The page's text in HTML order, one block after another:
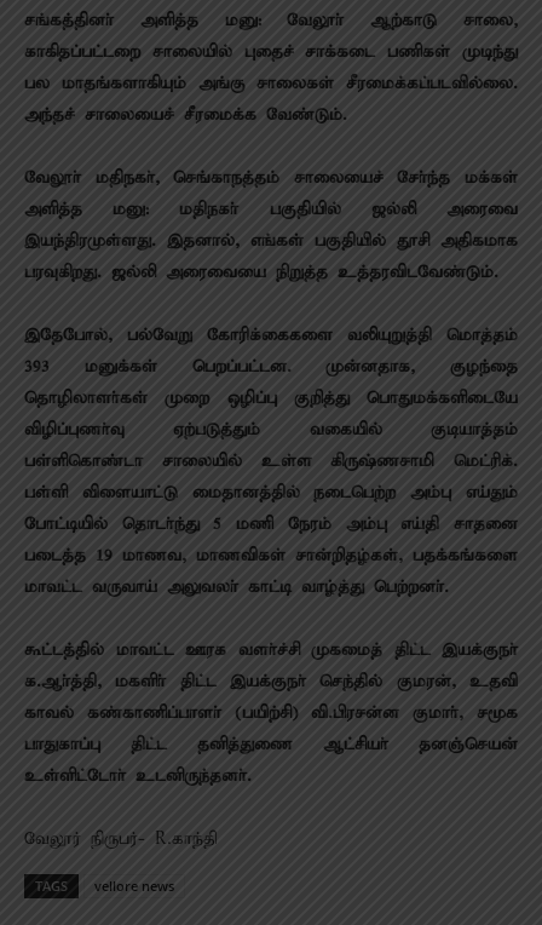
சங்கத்தினா் அளித்த மனு: வேலூா் ஆற்காடு சாலை,
காகிதப்பட்டறை சாலையில் புதைச் சாக்கடை பணிகள் முடிந்து
பல மாதங்களாகியும் அங்கு சாலைகள் சீரமைக்கப்படவில்லை.
அந்தச் சாலையைச் சீரமைக்க வேண்டும்.
வேலூா் மதிநகா், செங்காநத்தம் சாலையைச் சோ்ந்த மக்கள்
அளித்த மனு: மதிநகா் பகுதியில் ஜல்லி அரைவை
இயந்திரமுள்ளது. இதனால், எங்கள் பகுதியில் தூசி அதிகமாக
பரவுகிறது. ஜல்லி அரைவையை நிறுத்த உத்தரவிடவேண்டும்.
இதேபோல், பல்வேறு கோரிக்கைகளை வலியுறுத்தி மொத்தம்
393 மனுக்கள் பெறப்பட்டன. முன்னதாக, குழந்தை
தொழிலாளா்கள் முறை ஒழிப்பு குறித்து பொதுமக்களிடையே
விழிப்புணா்வு ஏற்படுத்தும் வகையில் குடியாத்தம்
பள்ளிகொண்டா சாலையில் உள்ள கிருஷ்ணசாமி மெட்ரிக்.
பள்ளி விளையாட்டு மைதானத்தில் நடைபெற்ற அம்பு எய்தும்
போட்டியில் தொடா்ந்து 5 மணி நேரம் அம்பு எய்தி சாதனை
படைத்த 19 மாணவ, மாணவிகள் சான்றிதழ்கள், பதக்கங்களை
மாவட்ட வருவாய் அலுவலா் காட்டி வாழ்த்து பெற்றனா்.
கூட்டத்தில் மாவட்ட ஊரக வளா்ச்சி முகமைத் திட்ட இயக்குநா்
க.ஆா்த்தி, மகளிா் திட்ட இயக்குநா் செந்தில் குமரன், உதவி
காவல் கண்காணிப்பாளா் (பயிற்சி) வி.பிரசன்ன குமாா், சமூக
பாதுகாப்பு திட்ட தனித்துணை ஆட்சியா் தனஞ்செயன்
உள்ளிட்டோா் உடனிருந்தனா்.
வேலூர் நிருபர்- R.காந்தி
TAGS vellore news